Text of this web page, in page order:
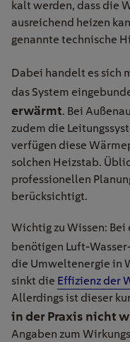
kalt werden, dass die
ausreichend heizen
genannte technische
Dabei handelt es sich
das System
erwärmt. Bei
zudem die
verfügen diese
solchen Heizstab.
professionellen
berücksichtigt.
Wichtig zu Wissen:
benötigen Luft-
die Umweltenergie in
sinkt die Effizienz der
Allerdings ist dieser
in der Praxis nicht
Angaben zum